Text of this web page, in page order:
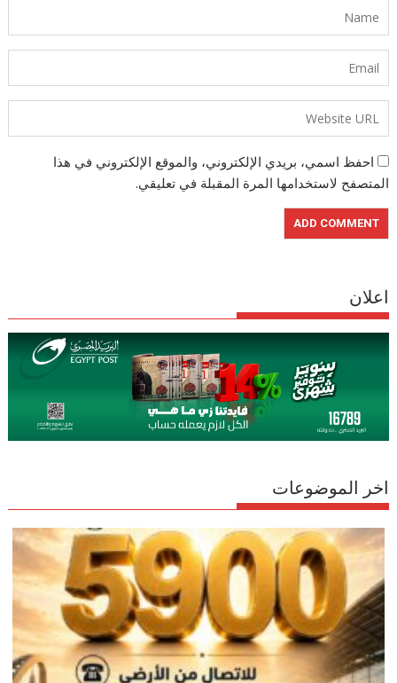
احفظ اسمي، بريدي الإلكتروني، والموقع الإلكتروني في هذا
المتصفح لاستخدامها المرة المقبلة في تعليقي.
اعلان
اخر الموضوعات